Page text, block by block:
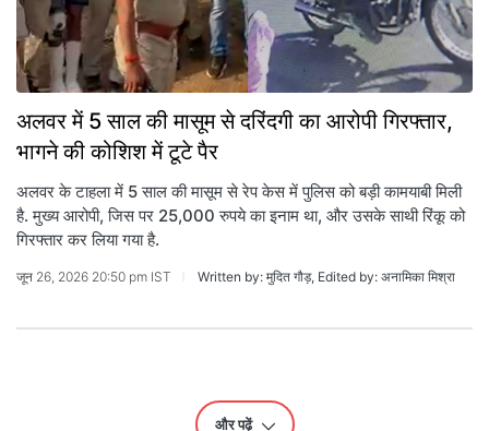
अलवर में 5 साल की मासूम से दरिंदगी का आरोपी गिरफ्तार,
भागने की कोशिश में टूटे पैर
अलवर के टाहला में 5 साल की मासूम से रेप केस में पुलिस को बड़ी कामयाबी मिली
है. मुख्य आरोपी, जिस पर 25,000 रुपये का इनाम था, और उसके साथी रिंकू को
गिरफ्तार कर लिया गया है.
जून 26, 2026 20:50 pm IST Written by: मुदित गौड़, Edited by: अनामिका मिश्रा
और पढ़ें